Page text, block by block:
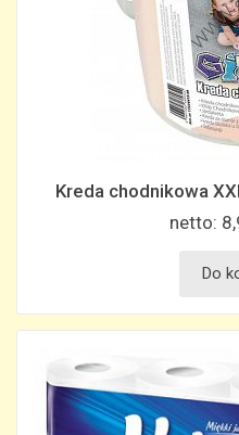
Kreda chodnikowa
netto:
Do